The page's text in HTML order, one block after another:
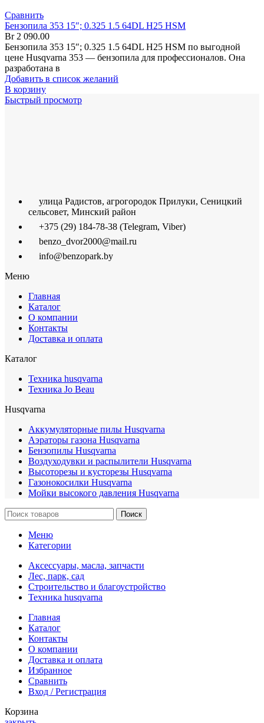
Сравнить
Бензопила 353 15″; 0.325 1.5 64DL H25 HSM
Br2 090.00
Бензопила 353 15″; 0.325 1.5 64DL H25 HSM по выгодной
цене Husqvarna 353 — бензопила для профессионалов. Она
разработана в
Добавить в список желаний
В корзину
Быстрый просмотр
улица Радистов, агрогородок Прилуки, Сеницкий
сельсовет, Минский район
+375 (29) 184-78-38 (Telegram, Viber)
benzo_dvor2000@mail.ru
info@benzopark.by
Меню
Главная
Каталог
О компании
Контакты
Доставка и оплата
Каталог
Техника husqvarna
Техника Jo Beau
Husqvarna
Аккумуляторные пилы Husqvarna
Аэраторы газона Husqvarna
Бензопилы Husqvarna
Воздуходувки и распылители Husqvarna
Высоторезы и кусторезы Husqvarna
Газонокосилки Husqvarna
Мойки высокого давления Husqvarna
Поиск
Меню
Категории
Аксессуары, масла, запчасти
Лес, парк, сад
Строительство и благоустройство
Техника husqvarna
Главная
Каталог
Контакты
О компании
Доставка и оплата
Избранное
Сравнить
Вход / Регистрация
Корзина